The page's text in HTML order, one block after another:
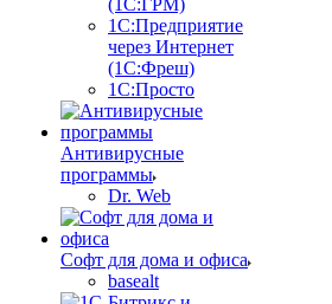
(1С:ГРМ)
1С:Предприятие
через Интернет
(1С:Фреш)
1С:Просто
Антивирусные
программы
Dr. Web
Софт для дома и офиса
basealt